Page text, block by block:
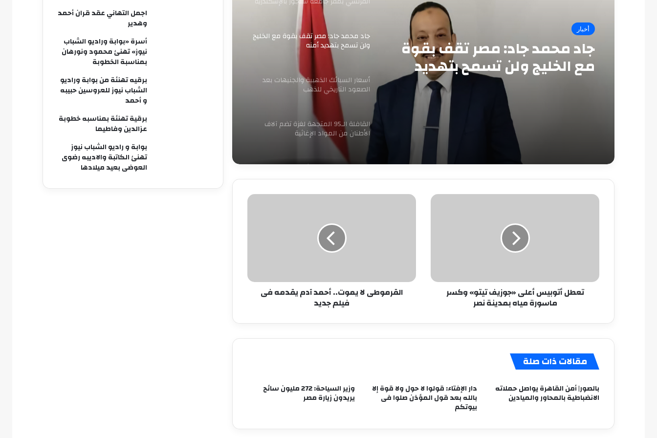
أخبار
جاد محمد جاد: مصر تقف بقوة
مع الخليج ولن تسمح بتهديد
أمنه
جاد محمد جاد: مصر تقف بقوة مع الخليج
ولن تسمح بتهديد أمنه
أسعار السبائك الذهبية والجنيهات بعد
الصعود التاريخي للذهب
القافلة الـ95 المتجهة لغزة تضم آلاف
الأطنان من المواد الإغاثية
الكهرباء تنفي زيادة الأسعار وتغيير
العدادات: كل ما يُتداول غير صحيح
الثانية من انتخابات مجلس النواب 2025
الحكومة تبحث وضع حلول جذرية
وزير البترول يبحث تعزيز التعاون في مجالات
الطاقة والبترول والبتروكيماويات مع نظيره
بيان القائمة الوطنية من أجل مصر: نتمسك
بالعمل المشترك من أجل مصلحة البلد
تعطل
بمدينة
تعطل أتوبيس أعلى «جوزيف تيتو» وكسر
ماسورة مياه بمدينة نصر
القرموطى
جديد
القرموطى لا يموت.. أحمد آدم يقدمه فى
فيلم جديد
مقالات ذات صلة
بالصور| أمن القاهرة يواصل حملاته
الانضباطية بالمحاور والميادين
دار الإفتاء: قولوا لا حول ولا قوة إلا
بالله بعد قول المؤذن صلوا فى
بيوتكم
وزير السياحة: 272 مليون سائح
يريدون زيارة مصر
اجمل التهاني عقد قران أحمد
وهدير
أسرة «بوابة وراديو الشباب
نيوز» تهنئ محمود ونورهان
بمناسبة الخطوبة
برقيه تهنئة من بوابة وراديو
الشباب نيوز للعروسين حبيبه
و أحمد
برقية تهنئة بمناسبه خطوبة
عزالدين وفاطيما
بوابة و راديو الشباب نيوز
تهنئ الكاتبة والاديبه رضوى
العوضى بعيد ميلادها